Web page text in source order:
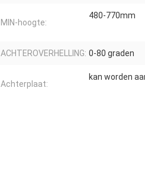
MIN-hoogte:
480-770mm
ACHTEROVERHELLING: 0-80 graden
Achterplaat:
kan worden